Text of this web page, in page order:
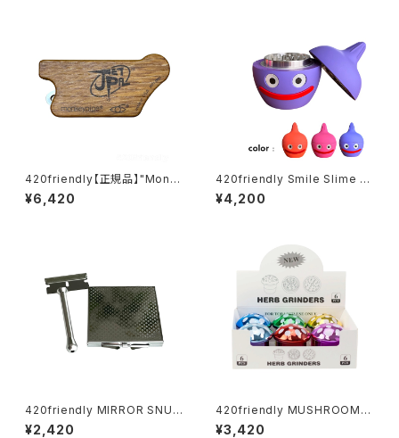
420friendly【正規品】"Monk
ey Pipe" ジェットパル / JET P
AL (スクリーン10枚付き)
¥6,420
420friendly Smile Slime H
erb Grinder (4層構造）グライ
ンダー
¥4,200
420friendly MIRROR SNUF
F KIT (ミラースナッフキット)
¥2,420
420friendly MUSHROOM G
rinder (3層構造）グラインダー
¥3,420